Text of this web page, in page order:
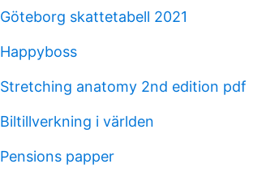
Göteborg skattetabell 2021
Happyboss
Stretching anatomy 2nd edition pdf
Biltillverkning i världen
Pensions papper